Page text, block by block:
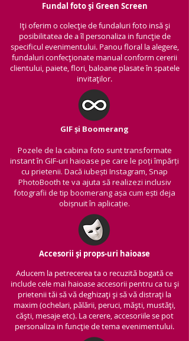
Fundal foto și Green Screen
Iți oferim o colecție de fundaluri foto insă și
posibilitatea de a îl personaliza in funcție de
specificul evenimentului. Panou floral la alegere,
fundaluri confecționate manual conform cererii
clientului, paiete, flori, baloane plasate în spatele
invitaților.
GIF și Boomerang
Pozele de la cabina foto sunt transformate
instant în GIF-uri haioase pe care le poți împărți
cu prietenii. Dacă iubești Instagram, Snap
PhotoBooth te va ajuta să realizezi inclusiv
fotografii de tip boomerang așa cum ești deja
obișnuit în aplicație.
Accesorii și props-uri haioase
Aducem la petrecerea ta o recuzită bogată ce
include cele mai haioase accesorii pentru ca tu și
prietenii tăi să vă deghizați și să vă distrați la
maxim (ochelari, pălării, peruci, măști, mustăți,
căști, mesaje etc). La cerere, accesoriile se pot
personaliza in funcție de tema evenimentului.